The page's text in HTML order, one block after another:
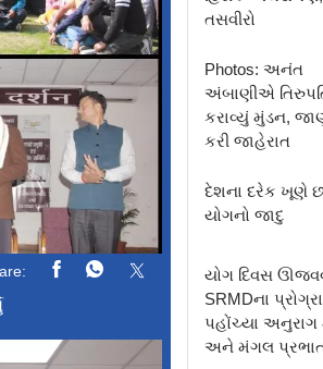
તસવીરો
Photos: અનંત
અંબાણીએ
કરાવ્યું મુંડન,
કરી જાહેરાત
દેશના દરેક ખૂણે
યોગનો જાદુ
યોગ દિવસ
SRMDના
પહોંચ્યા અનુરાગ
અને મંગલ પ્રભાત